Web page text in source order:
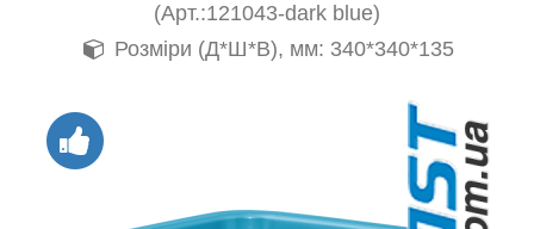
(Арт.:121043-dark blue)
Розміри (Д*Ш*В), мм: 340*340*135